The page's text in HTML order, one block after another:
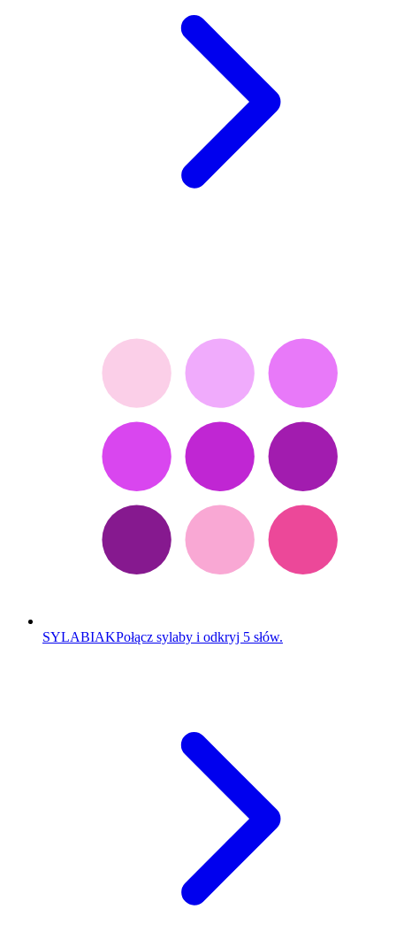
SYLABIAKPołącz sylaby i odkryj 5 słów.